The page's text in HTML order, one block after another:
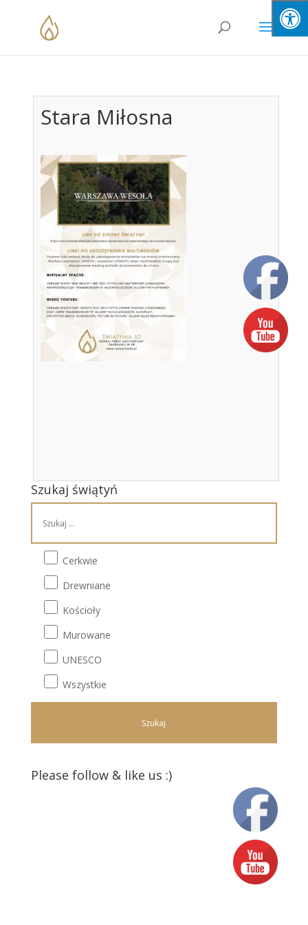
Stara Miłosna
Szukaj świątyń
Cerkwie
Drewniane
Kościoły
Murowane
UNESCO
Wszystkie
Please follow & like us :)